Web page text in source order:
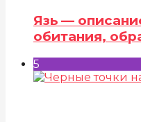
Язь —
обитания,
5